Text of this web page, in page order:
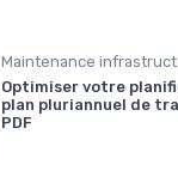
Optimiser votre
plan pluriannuel de
PDF